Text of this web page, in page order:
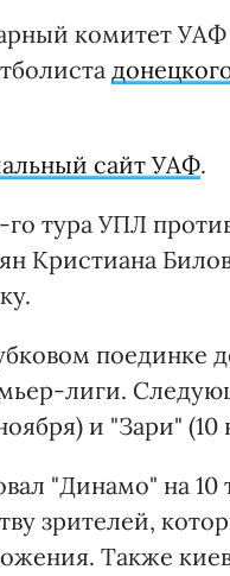
комитет
сайт УАФ.
тура УПЛ
Кристиана
поединке
лиги.
и "Зари" (10
"Динамо" на 10
зрителей,
Также